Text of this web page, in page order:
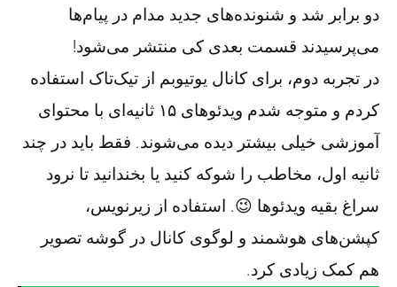
دو برابر شد و شنونده‌های جدید مدام در پیام‌ها
می‌پرسیدند قسمت بعدی کی منتشر می‌شود!
در تجربه دوم، برای کانال یوتیوبم از تیک‌تاک استفاده
کردم و متوجه شدم ویدئوهای ۱۵ ثانیه‌ای با محتوای
آموزشی خیلی بیشتر دیده می‌شوند. فقط باید در چند
ثانیه اول، مخاطب را شوکه کنید یا بخندانید تا نرود
سراغ بقیه ویدئوها 😉. استفاده از زیرنویس،
کپشن‌های هوشمند و لوگوی کانال در گوشه تصویر
هم کمک زیادی کرد.